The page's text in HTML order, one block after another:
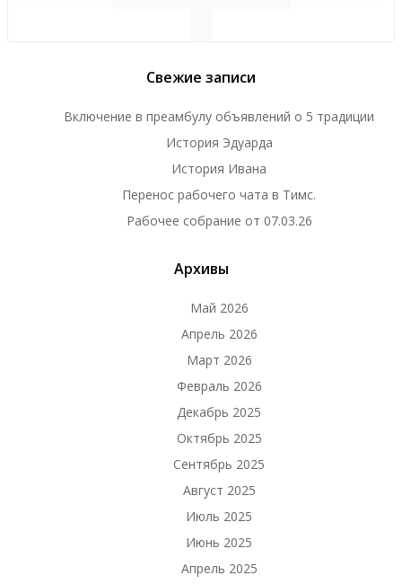
Свежие записи
Включение в преамбулу объявлений о 5 традиции
История Эдуарда
История Ивана
Перенос рабочего чата в Тимс.
Рабочее собрание от 07.03.26
Архивы
Май 2026
Апрель 2026
Март 2026
Февраль 2026
Декабрь 2025
Октябрь 2025
Сентябрь 2025
Август 2025
Июль 2025
Июнь 2025
Апрель 2025